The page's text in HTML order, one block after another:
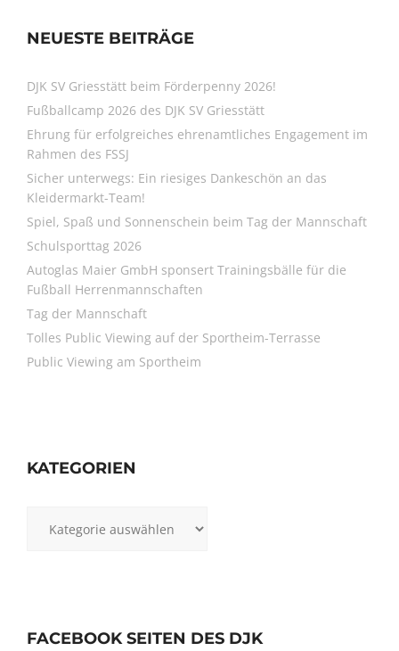
NEUESTE BEITRÄGE
DJK SV Griesstätt beim Förderpenny 2026!
Fußballcamp 2026 des DJK SV Griesstätt
Ehrung für erfolgreiches ehrenamtliches Engagement im
Rahmen des FSSJ
Sicher unterwegs: Ein riesiges Dankeschön an das
Kleidermarkt-Team!
Spiel, Spaß und Sonnenschein beim Tag der Mannschaft
Schulsporttag 2026
Autoglas Maier GmbH sponsert Trainingsbälle für die
Fußball Herrenmannschaften
Tag der Mannschaft
Tolles Public Viewing auf der Sportheim-Terrasse
Public Viewing am Sportheim
KATEGORIEN
FACEBOOK SEITEN DES DJK